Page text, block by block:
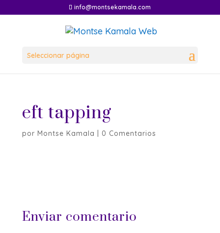
info@montsekamala.com
Seleccionar página
eft tapping
por Montse Kamala 0 Comentarios
Enviar comentario